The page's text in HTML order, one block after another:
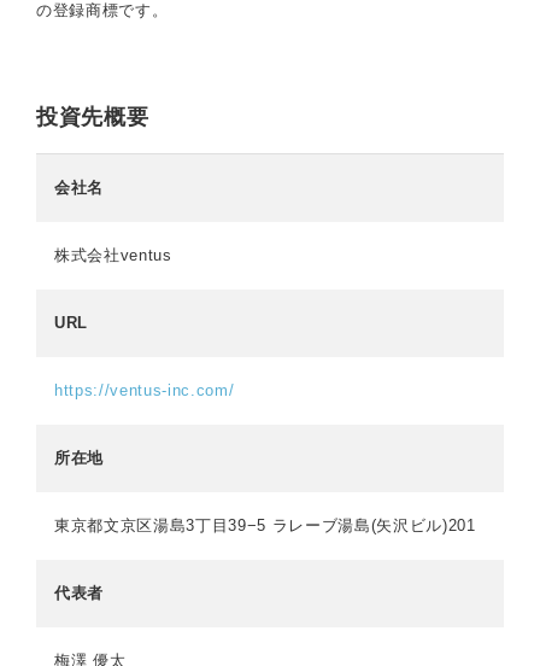
の登録商標です。
投資先概要
会社名
株式会社ventus
URL
https://ventus-inc.com/
所在地
東京都文京区湯島3丁目39−5 ラレーブ湯島(矢沢ビル)201
代表者
梅澤 優太